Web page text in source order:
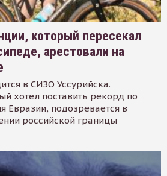
который пересекал
арестовали на
в СИЗО Уссурийска.
хотел поставить рекорд по
Евразии, подозревается в
российской границы